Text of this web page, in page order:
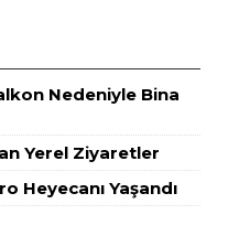
Nedeniyle Bina
Yerel Ziyaretler
Heyecanı Yaşandı